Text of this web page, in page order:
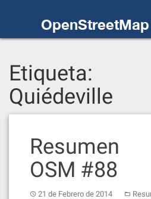
OpenStreetMap
Quiédeville
Resumen
OSM #88
21 de Febrero de 2014